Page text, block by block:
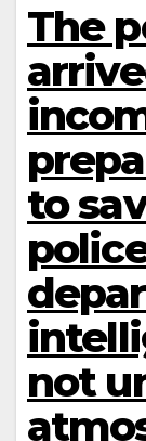
The
to
not